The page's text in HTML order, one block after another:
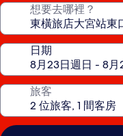
想要去哪裡？
日期
旅客